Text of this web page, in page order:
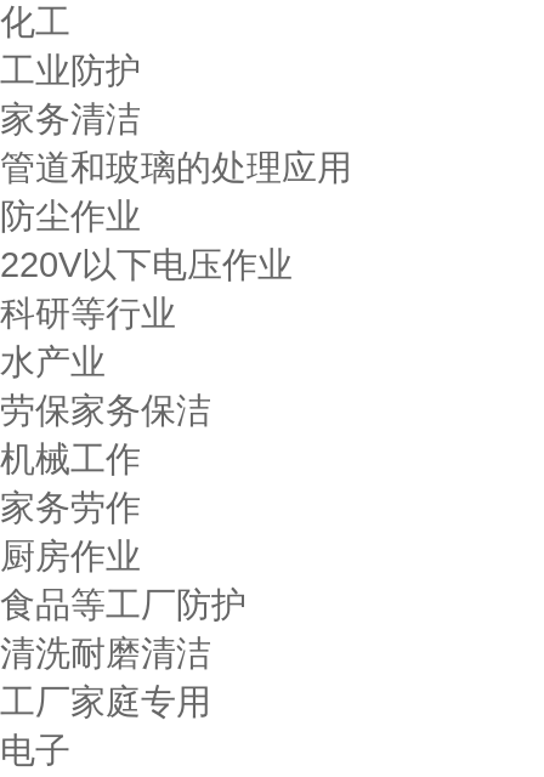
化工
工业防护
家务清洁
管道和玻璃的处理应用
防尘作业
220V以下电压作业
科研等行业
水产业
劳保家务保洁
机械工作
家务劳作
厨房作业
食品等工厂防护
清洗耐磨清洁
工厂家庭专用
电子